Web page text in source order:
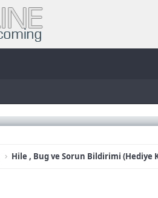
Hile , Bug ve Sorun Bildirimi (Hediye